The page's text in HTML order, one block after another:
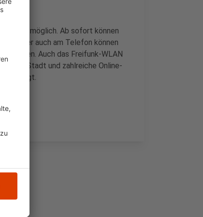
möglich. Ab sofort können
oder auch am Telefon können
Auch das Freifunk-WLAN
der Stadt und zahlreiche Online-
gelegt.